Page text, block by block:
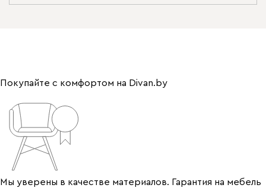
Покупайте с комфортом на Divan.by
Мы уверены в качестве материалов. Гарантия на мебель